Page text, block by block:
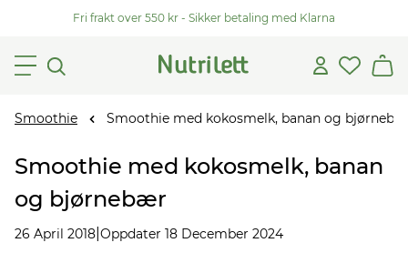
Fri frakt over 550 kr - Sikker betaling med Klarna
Smoothie Smoothie med kokosmelk, banan og
Smoothie med kokosmelk, banan
og bjørnebær
26 April 2018 Oppdater 18 December 2024